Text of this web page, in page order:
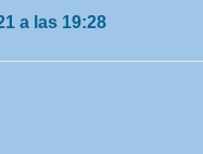
a las 19:28